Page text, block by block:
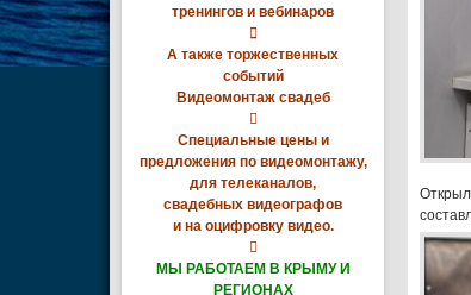
тренингов и вебинаров

А также торжественных
событий
Видеомонтаж свадеб

Специальные цены и
предложения по видеомонтажу,
для телеканалов,
свадебных видеографов
и на оцифровку видео.

МЫ РАБОТАЕМ В КРЫМУ И
РЕГИОНАХ